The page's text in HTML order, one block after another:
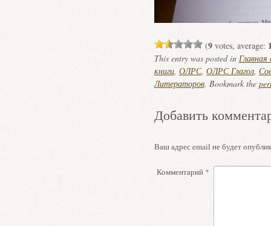
(9votes, average:
This entry was posted in
книги, ОЛРС, ОЛРС Глагол,
Литераторов. Bookmark the
Добавить
Ваш адрес email не будет
Комментарий *